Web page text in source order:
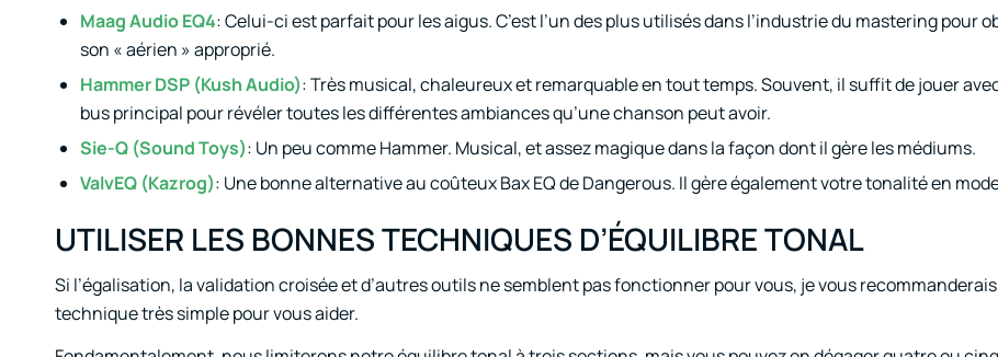
Maag Audio EQ4: Celui-ci est parfait pour les aigus. C’est l’un des plus utilisés dans l’industrie du mastering pour
son « aérien » approprié.
Hammer DSP (Kush Audio): Très musical, chaleureux et remarquable en tout temps. Souvent, il suffit de jouer
bus principal pour révéler toutes les différentes ambiances qu’une chanson peut avoir.
Sie-Q (Sound Toys): Un peu comme Hammer. Musical, et assez magique dans la façon dont il gère les médiums.
ValvEQ (Kazrog): Une bonne alternative au coûteux Bax EQ de Dangerous. Il gère également votre tonalité en
UTILISER LES BONNES TECHNIQUES D’ÉQUILIBRE TONAL
Si l’égalisation, la validation croisée et d’autres outils ne semblent pas fonctionner pour vous, je vous
technique très simple pour vous aider.